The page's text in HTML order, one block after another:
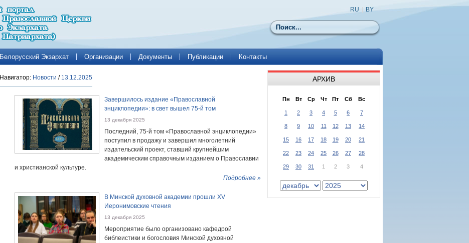
Поиск
RU BY
Белорусский Экзархат Организации Документы Публикации Контакты
Навигатор: Новости / 13.12.2025
Завершилось издание «Православной
энциклопедии»: в свет вышел 75-й том
13 декабря 2025
Последний, 75-й том «Православной энциклопедии»
поступил в продажу и завершил многолетний
издательский проект, ставший крупнейшим
академическим справочным изданием о Православии
и христианской культуре.
Подробнее »
В Минской духовной академии прошли XV
Иеронимовские чтения
13 декабря 2025
Мероприятие было организовано кафедрой
библеистики и богословия Минской духовной
АРХИВ
Пн Вт Ср Чт Пт Сб Вс
1 2 3 4 5 6 7
8 9 10 11 12 13 14
15 16 17 18 19 20 21
22 23 24 25 26 27 28
29 30 31 1 2 3 4